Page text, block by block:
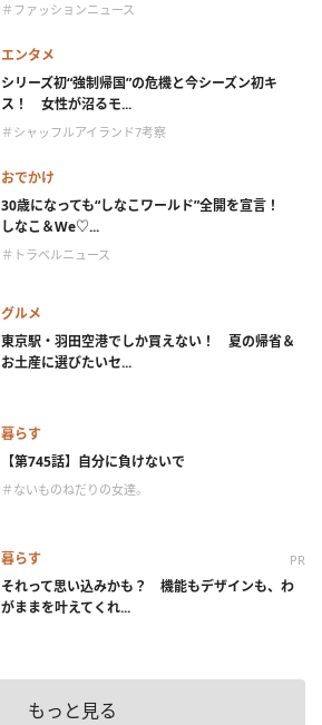
＃ファッションニュース
エンタメ
シリーズ初“強制帰国”の危機と今シーズン初キ
ス！ 女性が沼るモ...
＃シャッフルアイランド7考察
おでかけ
30歳になっても“しなこワールド”全開を宣言！
しなこ＆We♡...
＃トラベルニュース
グルメ
東京駅・羽田空港でしか買えない！ 夏の帰省＆
お土産に選びたいセ...
暮らす
【第745話】自分に負けないで
＃ないものねだりの女達。
暮らす PR
それって思い込みかも？ 機能もデザインも、わ
がままを叶えてくれ...
もっと見る